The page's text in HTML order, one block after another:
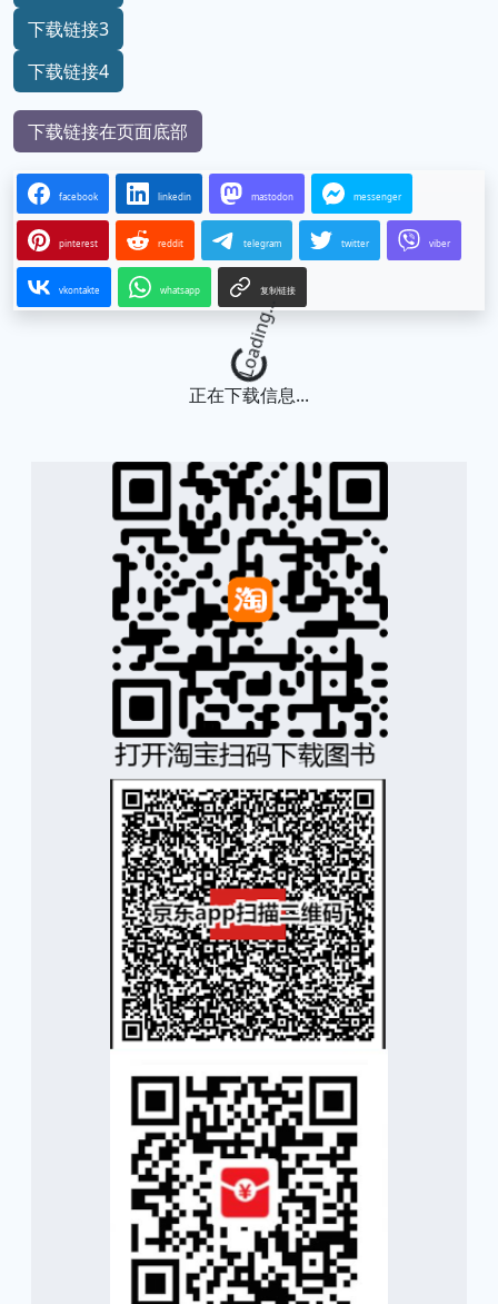
下载链接3
下载链接4
下载链接在页面底部
facebook linkedin mastodon messenger
pinterest reddit telegram twitter viber
vkontakte whatsapp 复制链接
Loading...
正在下载信息...